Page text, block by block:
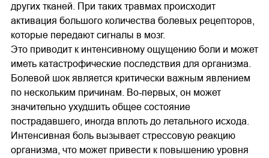
других тканей. При таких травмах происходит
активация большого количества болевых рецепторов,
которые передают сигналы в мозг.
Это приводит к интенсивному ощущению боли и может
иметь катастрофические последствия для организма.
Болевой шок является критически важным явлением
по нескольким причинам. Во-первых, он может
значительно ухудшить общее состояние
пострадавшего, иногда вплоть до летального исхода.
Интенсивная боль вызывает стрессовую реакцию
организма, что может привести к повышению уровня